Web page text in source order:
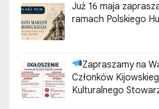
Już 16 maja
ramach Polskiego
Zapraszamy na Walne Zebranie
Członków
Kulturalnego